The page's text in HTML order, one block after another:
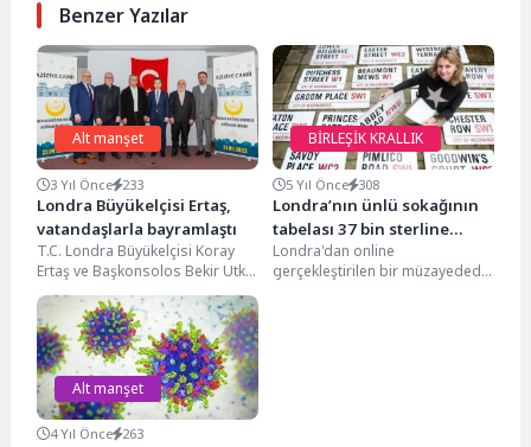
Benzer Yazılar
Alt manşet
3 Yıl Önce 233
Londra Büyükelçisi Ertaş,
vatandaşlarla bayramlaştı
T.C. Londra Büyükelçisi Koray
Ertaş ve Başkonsolos Bekir Utku
Atahan Ramazan Bayramı
vesilesiyle Diyanet Camii,...
BİRLEŞİK KRALLIK
5 Yıl Önce 308
Londra’nın ünlü sokağının
tabelası 37 bin sterline
satıldı
Londra'dan online
gerçekleştirilen bir müzayedede
Alt manşet
4 Yıl Önce 263